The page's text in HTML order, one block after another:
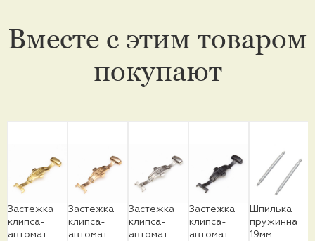
Вместе с этим товаром
покупают
Застежка
клипса-
автомат
Застежка
клипса-
автомат
Застежка
клипса-
автомат
Застежка
клипса-
автомат
Шпилька
пружинна
19мм